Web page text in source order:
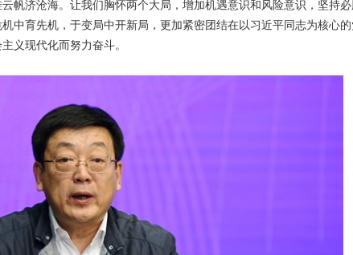
帆济沧海。让我们胸怀两个大局，增加机遇意识和风险意识，坚持
中育先机，于变局中开新局，更加紧密团结在以习近平同志为核心
义现代化而努力奋斗。